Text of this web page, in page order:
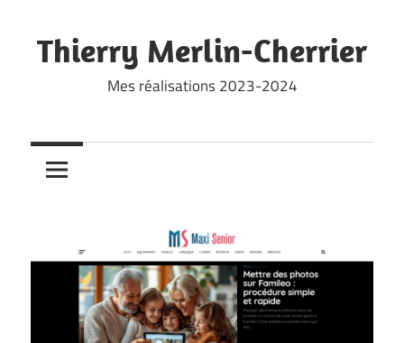
to
content
Thierry Merlin-Cherrier
Mes réalisations 2023-2024